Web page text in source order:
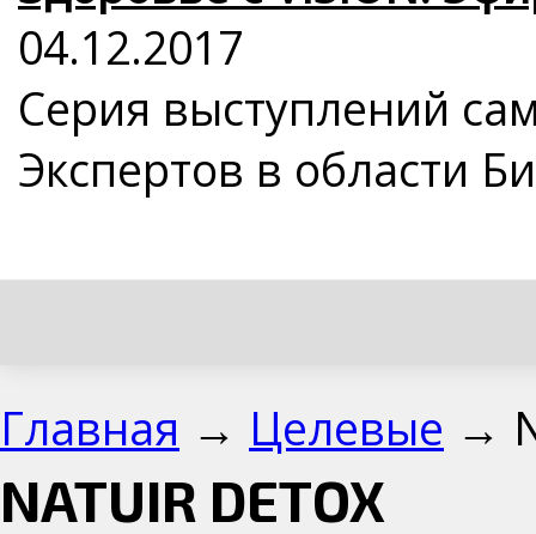
04.12.2017
Серия выступлений
Экспертов в области
Главная → Целевые →
NATUIR DETOX